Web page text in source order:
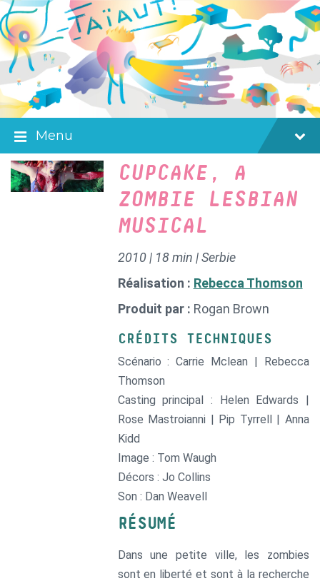
Skip
to
content
Skip
to
main
navigation
Skip
to
footer
Menu
CUPCAKE, A
ZOMBIE LESBIAN
MUSICAL
2010 | 18 min | Serbie
Réalisation : Rebecca Thomson
Produit par : Rogan Brown
CRÉDITS TECHNIQUES
Scénario : Carrie Mclean | Rebecca
Thomson
Casting principal : Helen Edwards |
Rose Mastroianni | Pip Tyrrell | Anna
Kidd
Image : Tom Waugh
Décors : Jo Collins
Son : Dan Weavell
RÉSUMÉ
Dans une petite ville, les zombies
sont en liberté et sont à la recherche